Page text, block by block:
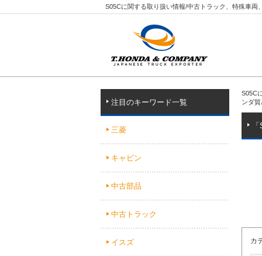
S05Cに関する取り扱い情報/中古トラック、特殊車両
注目のキーワード一覧
三菱
キャビン
中古部品
中古トラック
イスズ
S05C
ンダ貿
カ